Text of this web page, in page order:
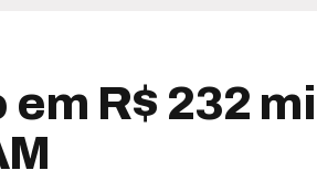
R$ 232